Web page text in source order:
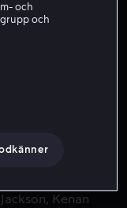
tonåring som
ögonvittne som
Sean till Los
Kenan
och
och